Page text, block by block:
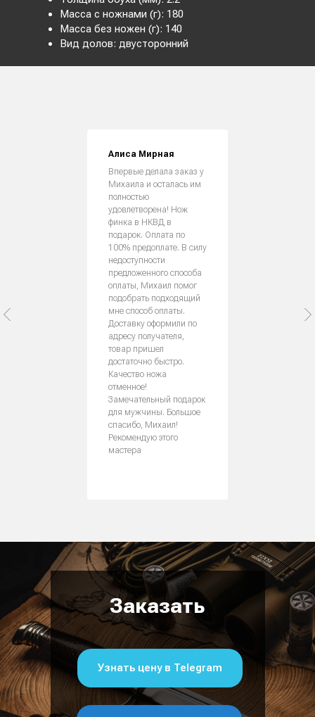
Масса с ножнами (г): 180
Масса без ножен (г): 140
Вид долов: двусторонний
Алиса Мирная
Впервые делала заказ у
Михаила и осталась им
полностью
удовлетворена! Нож
финка в НКВД в
подарок. Оплата по
100% предоплате. В силу
недоступности
предложенного способа
оплаты, Михаил помог
подобрать подходящий
мне способ оплаты.
Доставку оформили по
адресу получателя,
товар пришел
достаточно быстро.
Качество ножа
отменное!
Замечательный подарок
для мужчины. Большое
спасибо, Михаил!
Рекомендую этого
мастера
Заказать
Узнать цену в Telegram